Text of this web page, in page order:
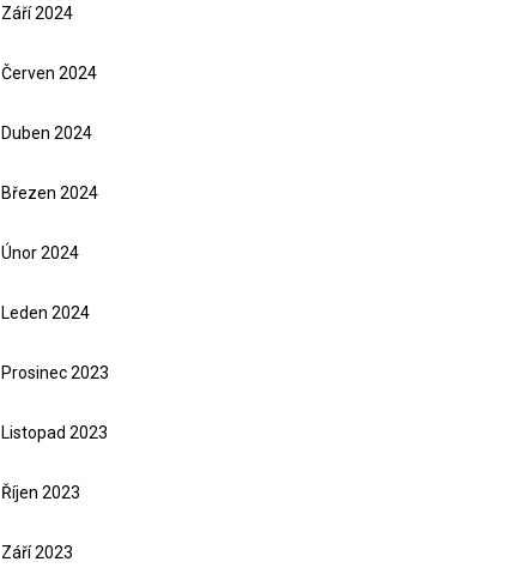
Září 2024
Červen 2024
Duben 2024
Březen 2024
Únor 2024
Leden 2024
Prosinec 2023
Listopad 2023
Říjen 2023
Září 2023